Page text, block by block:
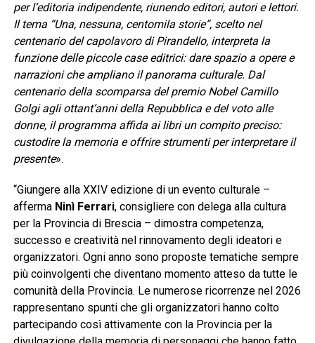
per l’editoria indipendente, riunendo editori, autori e lettori.
Il tema “Una, nessuna, centomila storie”, scelto nel
centenario del capolavoro di Pirandello, interpreta la
funzione delle piccole case editrici: dare spazio a opere e
narrazioni che ampliano il panorama culturale. Dal
centenario della scomparsa del premio Nobel Camillo
Golgi agli ottant’anni della Repubblica e del voto alle
donne, il programma affida ai libri un compito preciso:
custodire la memoria e offrire strumenti per interpretare il
presente».
“Giungere alla XXIV edizione di un evento culturale –
afferma Ninì Ferrari, consigliere con delega alla cultura
per la Provincia di Brescia – dimostra competenza,
successo e creatività nel rinnovamento degli ideatori e
organizzatori. Ogni anno sono proposte tematiche sempre
più coinvolgenti che diventano momento atteso da tutte le
comunità della Provincia. Le numerose ricorrenze nel 2026
rappresentano spunti che gli organizzatori hanno colto
partecipando così attivamente con la Provincia per la